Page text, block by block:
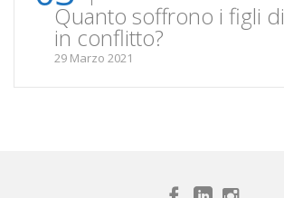
Quanto soffrono i figli
in conflitto?
29 Marzo 2021